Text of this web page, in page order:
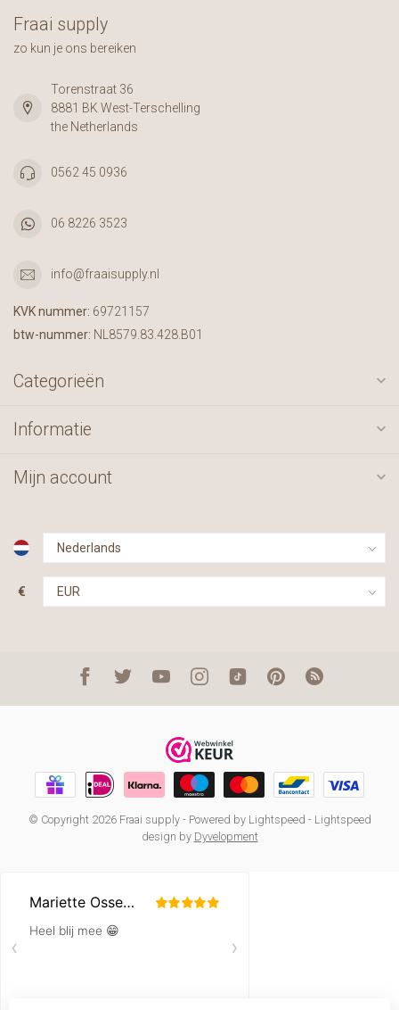
Fraai supply
zo kun je ons bereiken
Torenstraat 36
8881 BK West-Terschelling
the Netherlands
0562 45 0936
06 8226 3523
info@fraaisupply.nl
KVK nummer: 69721157
btw-nummer: NL8579.83.428.B01
Categorieën
Informatie
Mijn account
€
© Copyright 2026 Fraai supply- Powered by Lightspeed - Lightspeed
design by Dyvelopment